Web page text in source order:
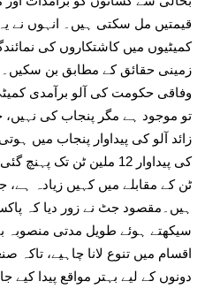
قیمتیں مل سکتی ہیں۔ انہوں نے
کمیٹیوں میں کاشتکاروں کی
زمینی حقائق کے مطابق بن
وفاقی حکومت کی آلو برآمدی
زائد آلو کی پیداوار پنجاب میں
ٹن کے مقابلے میں کہیں زیادہ
ہیں۔مقصود جٹ نے زور دیا کہ
سیکھتے ہوئے طویل مدتی منصوبہ
اقسام میں تنوع لانا چاہیے، تاکہ
دونوں کے لیے بہتر مواقع پیدا کیے